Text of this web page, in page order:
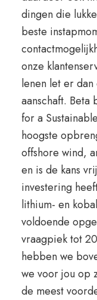
dingen die
beste
onze
lenen let er
aanschaft. Beta
for a
hoogste
offshore wind,
en is de kans
investering
lithium- en
voldoende
vraagpiek tot
hebben we
we voor jou op
de meest